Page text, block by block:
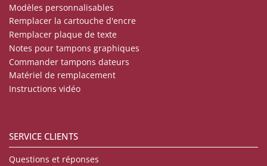
Modèles personnalisables
Remplacer la cartouche d'encre
Remplacer plaque de texte
Notes pour tampons graphiques
Commander tampons dateurs
Matériel de remplacement
Instructions vidéo
SERVICE CLIENTS
Questions et réponses